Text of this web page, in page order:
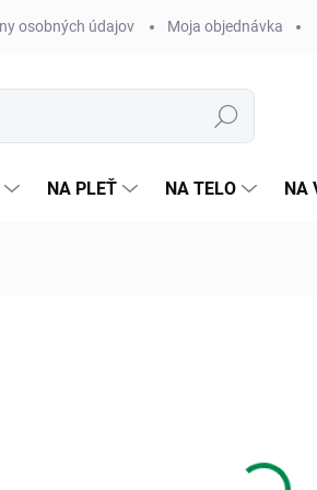
osobných údajov Moja objednávka
Hľadať
NA PLEŤ NA TELO NA